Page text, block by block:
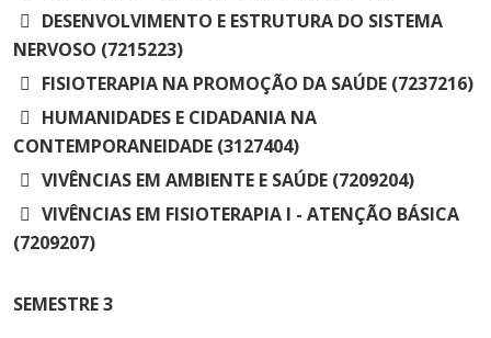
DESENVOLVIMENTO E ESTRUTURA DO SISTEMA
NERVOSO (7215223)
FISIOTERAPIA NA PROMOÇÃO DA SAÚDE (7237216)
HUMANIDADES E CIDADANIA NA
CONTEMPORANEIDADE (3127404)
VIVÊNCIAS EM AMBIENTE E SAÚDE (7209204)
VIVÊNCIAS EM FISIOTERAPIA I - ATENÇÃO BÁSICA
(7209207)
SEMESTRE3